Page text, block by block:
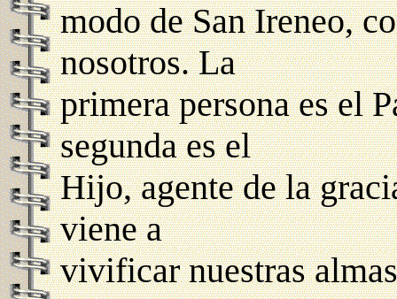
modo de San Ireneo,
nosotros. La
primera persona es el
segunda es el
Hijo, agente de la
viene a
vivificar nuestras